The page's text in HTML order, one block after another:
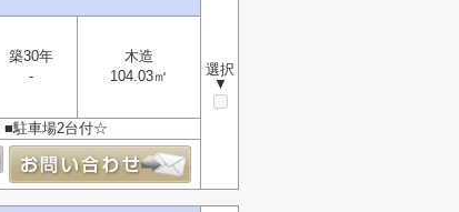
選択
▼
築30年
-
木造
104.03㎡
■駐車場2台付☆